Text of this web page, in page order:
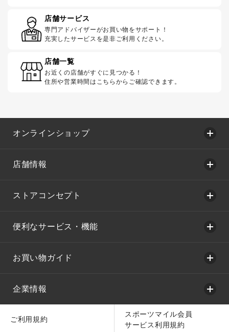
店舗サービス
専門アドバイザーがお買い物をサポート！
充実したサービスを是非ご利用ください。
店舗一覧
お近くの店舗がすぐに見つかる！
住所や営業時間はこちらからご確認できます。
オンラインショップ
店舗情報
ストアコンセプト
便利なサービス・機能
お買い物ガイド
企業情報
ご利用規約
スポーツマイル会員
サービス利用規約